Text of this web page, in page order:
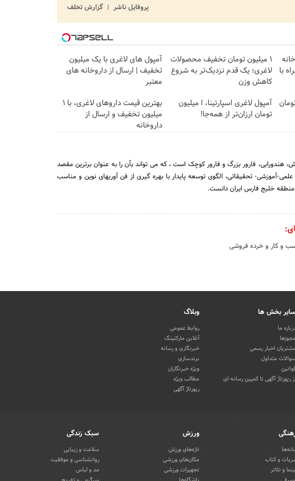
پروفایل ناشر
گزارش تخلف
با
۱ میلیون تومان تخفیف محصولات
لاغری؛ یک قدم نزدیک‌تر به شروع
کاهش وزن
آمپول های لاغری با یک میلیون
تخفیف | ارسال از داروخانه های
معتبر
تومان آمپول لاغری اسپارتینا، ا میلیون
تومان ارزان‌تر از همه‌جا!
بهترین قیمت داروهای لاغری، با ۱
میلیون تخفیف و ارسال از
داروخانه‌
هندورابی، فارور بزرگ و فارور کوچک است ، که می تواند بآن را به عنوان برترین مقصد
آموزشی- تحقیقاتی، الگوی توسعه پایدار با بهره گیری از فن آوریهای نوین و مناسب
منطقه خلیج فارس ایران دانست.
و کار و خرده فروشی
سایر بخش ها
ما
مجوزها
مشتریان اخبار رسمی
سوالات متداول
قوانین
از رپورتاژ آگهی تا کمپین رسانه ای
وبلاگ
روابط عمومی
آنلاین مارکتینگ
خبرنگاری و رسانه
برندسازی
ویژه خبرنگاران
مطالب ویژه
رپورتاژ آگهی
و کتاب
و تئاتر
ورزش
تازه‌های ورزش
مکان‌های ورزشی
تجهیزات ورزشی
سبک زندگی
سلامت و زیبایی
روانشناسی و موفقیت
مد و لباس